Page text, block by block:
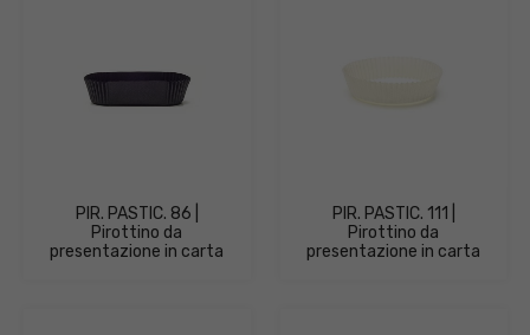
PIR. PASTIC. 86 |
Pirottino da
presentazione in carta
PIR. PASTIC. 111 |
Pirottino da
presentazione in carta